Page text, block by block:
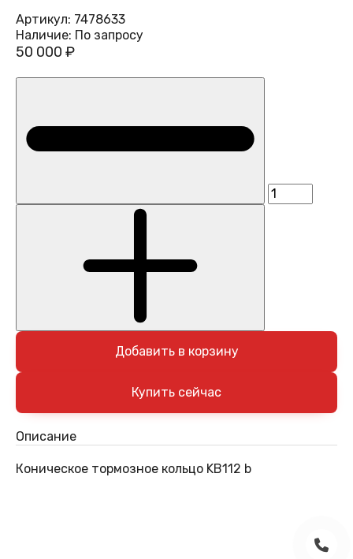
Артикул: 7478633
Наличие: По запросу
50 000 ₽
Добавить в корзину
Описание
Коническое тормозное кольцо KB112 b